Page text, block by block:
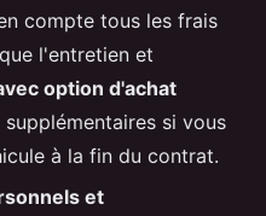
compte tous les frais
l'entretien et
option d'achat
si vous
à la fin du contrat.
et